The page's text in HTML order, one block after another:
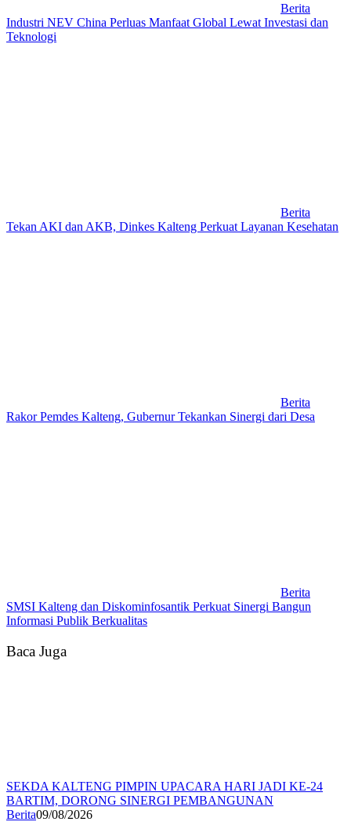
Berita
Industri NEV China Perluas Manfaat Global Lewat Investasi dan
Teknologi
Berita
Tekan AKI dan AKB, Dinkes Kalteng Perkuat Layanan Kesehatan
Berita
Rakor Pemdes Kalteng, Gubernur Tekankan Sinergi dari Desa
Berita
SMSI Kalteng dan Diskominfosantik Perkuat Sinergi Bangun
Informasi Publik Berkualitas
Baca Juga
SEKDA KALTENG PIMPIN UPACARA HARI JADI KE-24
BARTIM, DORONG SINERGI PEMBANGUNAN
Berita09/08/2026